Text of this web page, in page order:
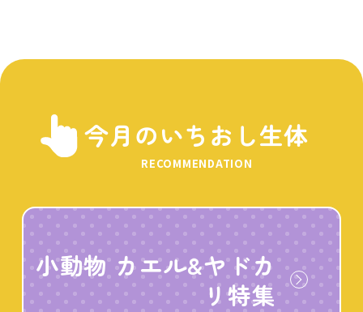
今月のいちおし生体
RECOMMENDATION
小動物 カエル&ヤドカ
リ特集